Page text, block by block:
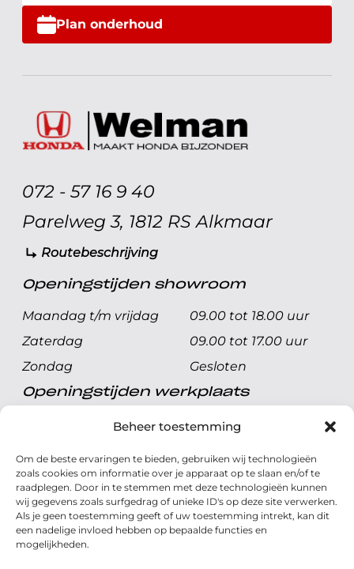
Beheer toestemming
Om de beste ervaringen te bieden, gebruiken wij technologieën
zoals cookies om informatie over je apparaat op te slaan en/of te
raadplegen. Door in te stemmen met deze technologieën kunnen
wij gegevens zoals surfgedrag of unieke ID's op deze site verwerken.
Als je geen toestemming geeft of uw toestemming intrekt, kan dit
een nadelige invloed hebben op bepaalde functies en
mogelijkheden.
Plan onderhoud
072 - 57 16 9 40
Parelweg 3, 1812 RS Alkmaar
Routebeschrijving
Openingstijden showroom
Maandag t/m vrijdag
09.00 tot 18.00 uur
Zaterdag
09.00 tot 17.00 uur
Zondag
Gesloten
Openingstijden werkplaats
Maandag t/m vrijdag
08.00 tot 17.00 uur
Zondag
Gesloten
Volg ons